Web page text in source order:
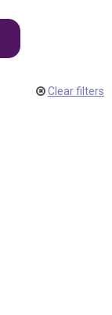
Clear filters